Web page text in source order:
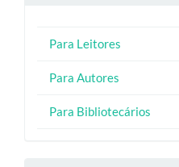
Para Leitores
Para Autores
Para Bibliotecários